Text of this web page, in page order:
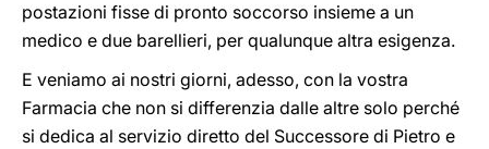
postazioni fisse di pronto soccorso insieme a un
medico e due barellieri, per qualunque altra esigenza.
E veniamo ai nostri giorni, adesso, con la vostra
Farmacia che non si differenzia dalle altre solo perché
si dedica al servizio diretto del Successore di Pietro e